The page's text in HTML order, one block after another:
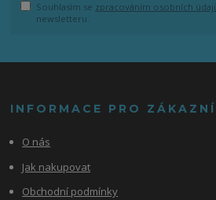
Souhlasím se zpracováním osobních
newsletteru.
INFORMACE PRO
O nás
Jak nakupovat
Obchodní podmínky